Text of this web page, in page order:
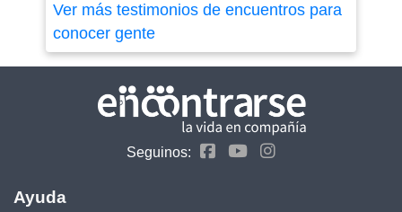
Ver más testimonios de encuentros para
conocer gente
Seguinos:
Ayuda